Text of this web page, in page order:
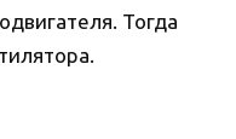
Тогда